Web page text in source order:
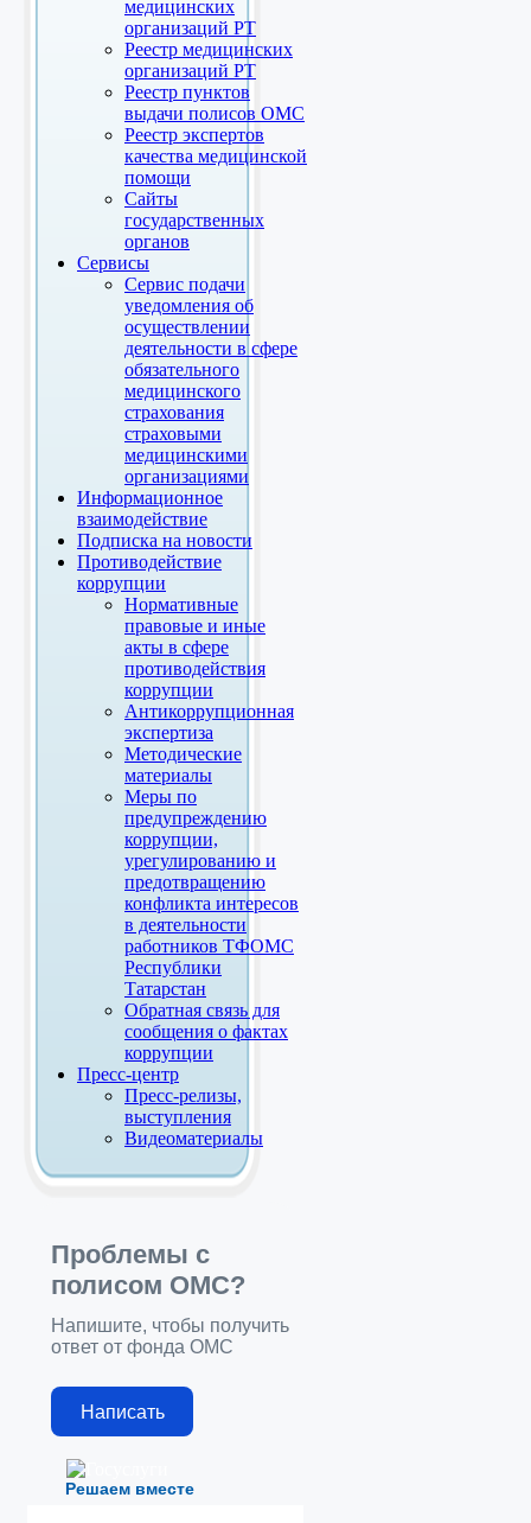
медицинских
организаций РТ
Реестр медицинских
организаций РТ
Реестр пунктов
выдачи полисов ОМС
Реестр экспертов
качества медицинской
помощи
Сайты
государственных
органов
Сервисы
Сервис подачи
уведомления об
осуществлении
деятельности в сфере
обязательного
медицинского
страхования
страховыми
медицинскими
организациями
Информационное
взаимодействие
Подписка на новости
Противодействие
коррупции
Нормативные
правовые и иные
акты в сфере
противодействия
коррупции
Антикоррупционная
экспертиза
Методические
материалы
Меры по
предупреждению
коррупции,
урегулированию и
предотвращению
конфликта интересов
в деятельности
работников ТФОМС
Республики
Татарстан
Обратная связь для
сообщения о фактах
коррупции
Пресс-центр
Пресс-релизы,
выступления
Видеоматериалы
Решаем вместе
Проблемы с
полисом ОМС?
Напишите, чтобы получить
ответ от фонда ОМС
Написать